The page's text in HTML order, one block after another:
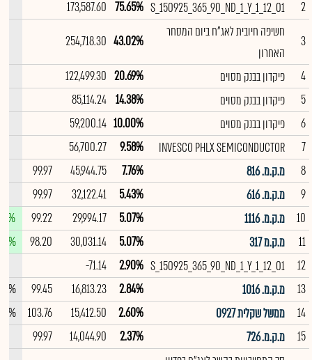
2
S_150925_365_90_ND_1_Y_1_12_01
75.65%
173,587.60
3
חשיפה חיובית לאג"ח ביום המסחר
האחרון
43.02%
254,718.30
4
פיקדון בבנק מסוים 20.69%
122,499.30
5
פיקדון בבנק מסוים 14.38%
85,114.24
6
פיקדון בבנק מסוים 10.00%
59,200.14
7
INVESCO PHLX SEMICONDUCTOR
9.58%
56,700.27
8
מ.ק.מ. 816 7.76%
45,944.75
99.97
9
מ.ק.מ. 616 5.43%
32,122.41
99.97
10
מ.ק.מ. 1116 5.07%
29,994.17
99.22
11
מ.ק.מ 317 5.07%
30,031.14
98.20
12
S_150925_365_90_ND_1_Y_1_12_01
2.90%
-71.14
13
מ.ק.מ. 1016 2.84%
16,813.23
99.45
14
ממשל שקלית 0927 2.60%
15,412.50
103.76
15
מ.ק.מ. 726 2.37%
14,044.90
99.97